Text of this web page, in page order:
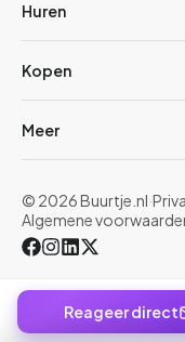
Reageer direct
Huren
Kopen
Meer
© 2026 Buurtje.nl·
Algemene